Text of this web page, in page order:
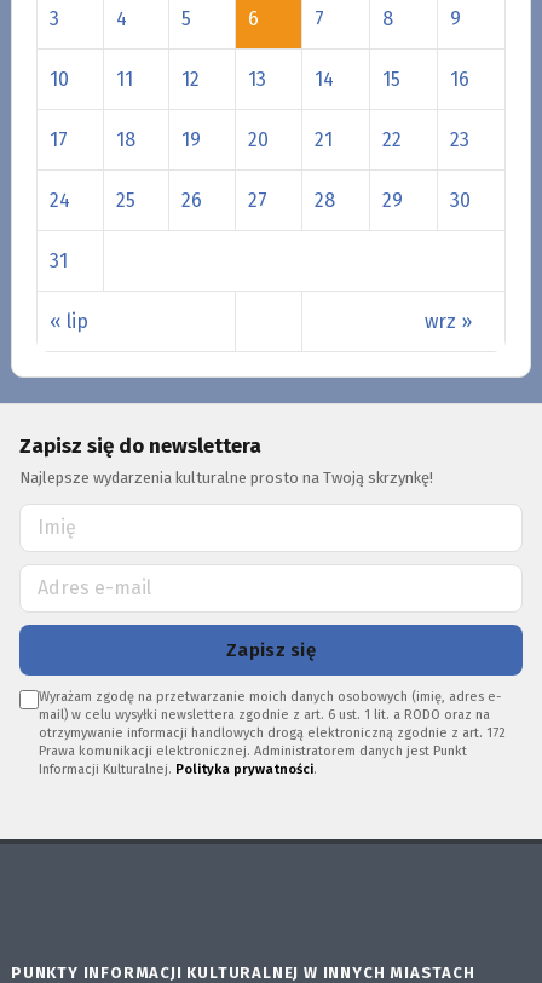
« lip wrz »
3 4 5 6 7 8 9
10 11 12 13 14 15 16
17 18 19 20 21 22 23
24 25 26 27 28 29 30
31
Zapisz się do newslettera
Najlepsze wydarzenia kulturalne prosto na Twoją skrzynkę!
Zapisz się
Wyrażam zgodę na przetwarzanie moich danych osobowych (imię, adres e-
mail) w celu wysyłki newslettera zgodnie z art. 6 ust. 1 lit. a RODO oraz na
otrzymywanie informacji handlowych drogą elektroniczną zgodnie z art. 172
Prawa komunikacji elektronicznej. Administratorem danych jest Punkt
Informacji Kulturalnej. Polityka prywatności.
PUNKTY INFORMACJI KULTURALNEJ W INNYCH MIASTACH